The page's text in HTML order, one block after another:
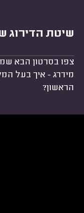
שיטת הדירוג
צפו בסרטון הבא
מידרג - איך בעל
הראשון?